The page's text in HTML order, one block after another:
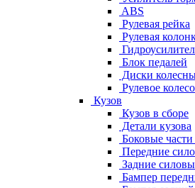
ABS
Рулевая рейка
Рулевая
Блок педалей
Диски
Рулевое колесо
Кузов
Кузов в сборе
Детали кузова
Боковые части
Передние
Задние
Бампер